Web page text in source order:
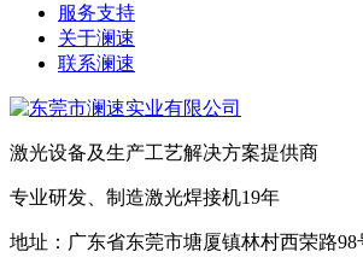
服务支持
关于澜速
联系澜速
激光设备及生产工艺解决方案提供商
专业研发、制造激光焊接机19年
地址：广东省东莞市塘厦镇林村西荣路98